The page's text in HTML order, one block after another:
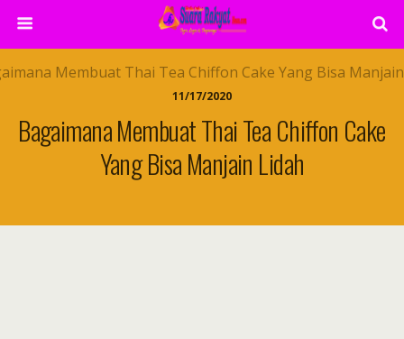
11/17/2020
Bagaimana Membuat Thai Tea Chiffon Cake
Yang Bisa Manjain Lidah